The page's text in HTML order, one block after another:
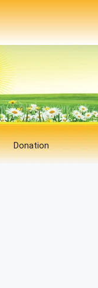
Donation